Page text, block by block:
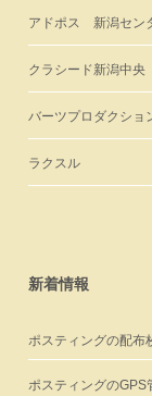
アドポス 新潟セン
クラシード新潟中央
バーツプロダクショ
ラクスル
新着情報
ポスティングの配布
ポスティングのGPS